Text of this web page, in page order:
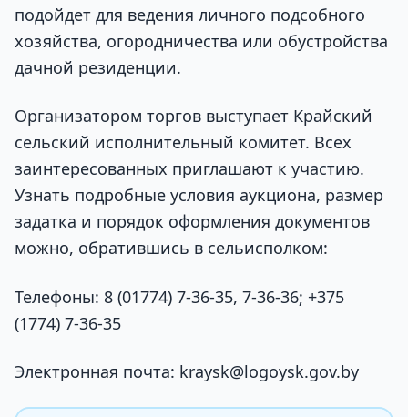
подойдет для ведения личного подсобного
хозяйства, огородничества или обустройства
дачной резиденции.
Организатором торгов выступает Крайский
сельский исполнительный комитет. Всех
заинтересованных приглашают к участию.
Узнать подробные условия аукциона, размер
задатка и порядок оформления документов
можно, обратившись в сельисполком:
Телефоны: 8 (01774) 7-36-35, 7-36-36; +375
(1774) 7-36-35
Электронная почта: kraysk@logoysk.gov.by